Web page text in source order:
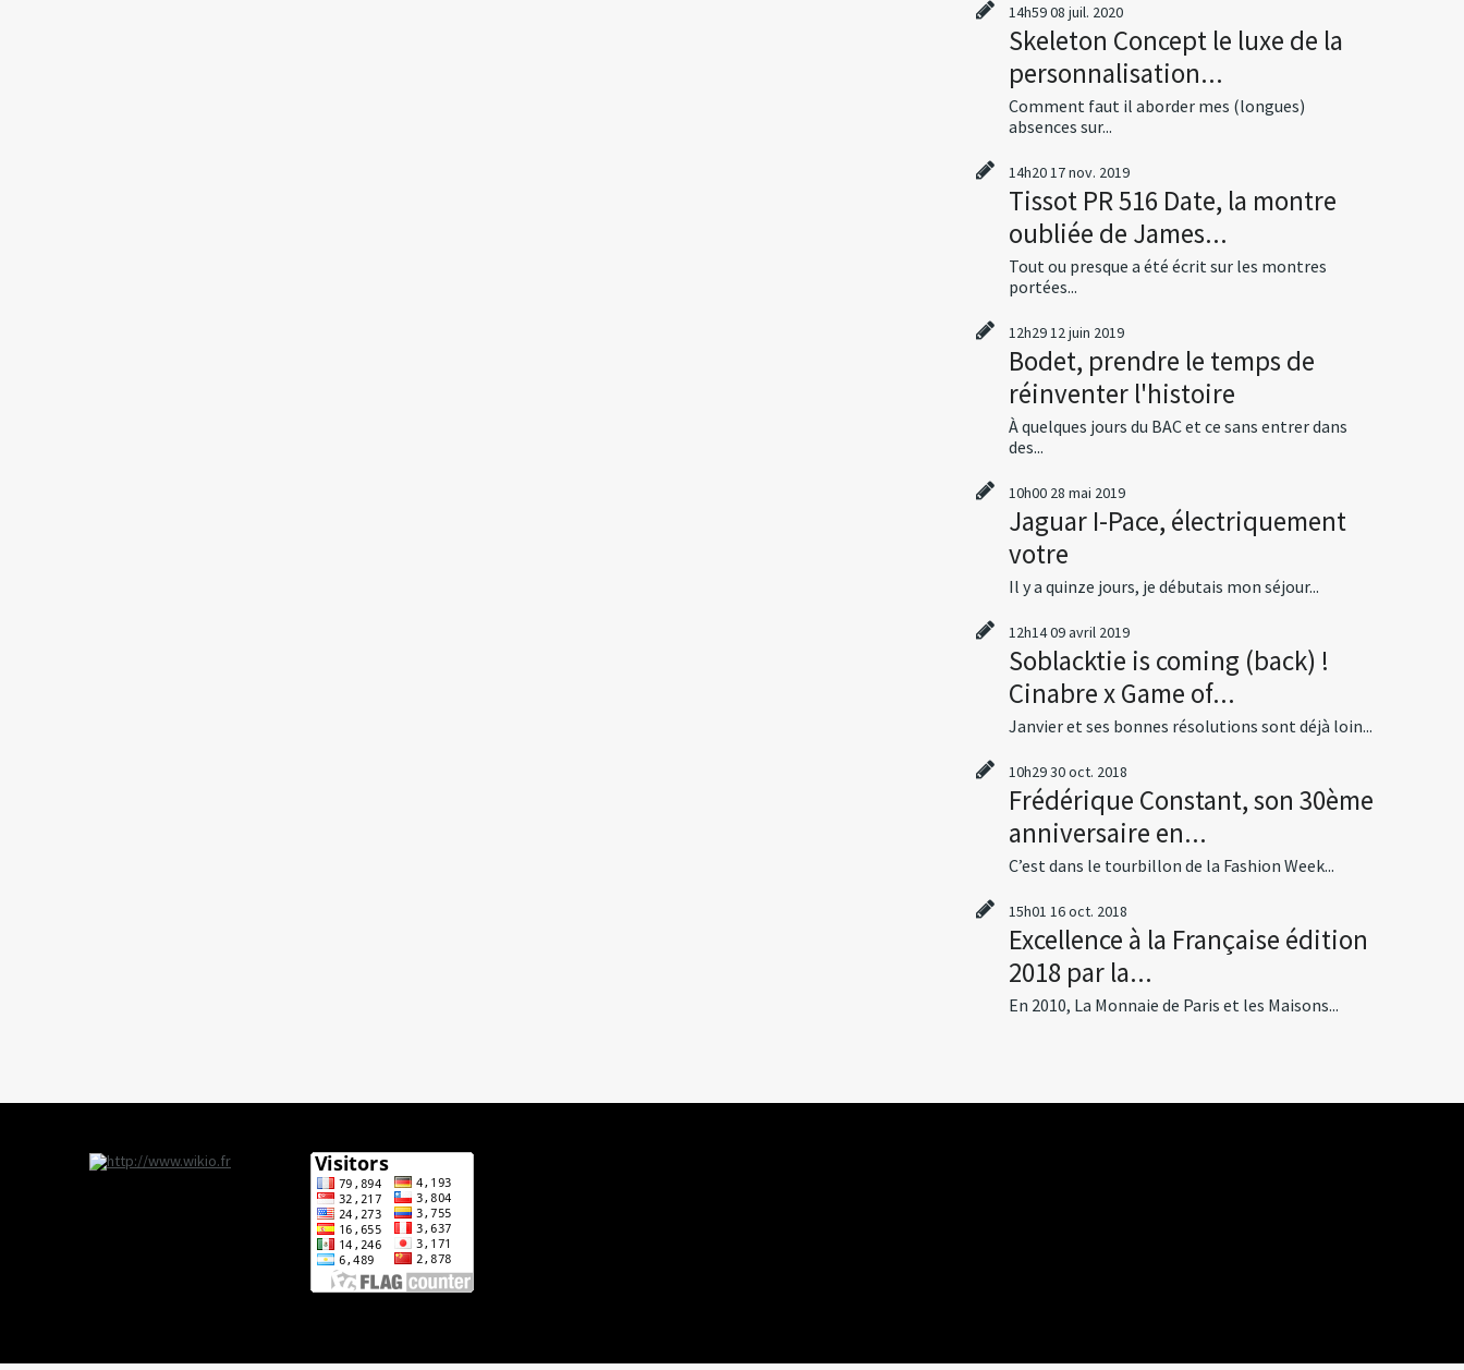
14h5908 juil. 2020
Skeleton Concept le luxe de la
personnalisation...
Comment faut il aborder mes (longues)
absences sur...
14h2017nov. 2019
Tissot PR 516 Date, la montre
oubliée de James...
Tout ou presque a été écrit sur les montres
portées...
12h2912juin 2019
Bodet, prendre le temps de
réinventer l'histoire
À quelques jours du BAC et ce sans entrer dans
des...
10h00 28 mai 2019
Jaguar I-Pace, électriquement
votre
Il y a quinze jours, je débutais mon séjour...
12h1409avril 2019
Soblacktie is coming (back) !
Cinabre x Game of...
Janvier et ses bonnes résolutions sont déjà loin...
10h2930oct. 2018
Frédérique Constant, son 30ème
anniversaire en...
C’est dans le tourbillon de la Fashion Week...
15h01 16oct. 2018
Excellence à la Française édition
2018 par la...
En 2010, La Monnaie de Paris et les Maisons...